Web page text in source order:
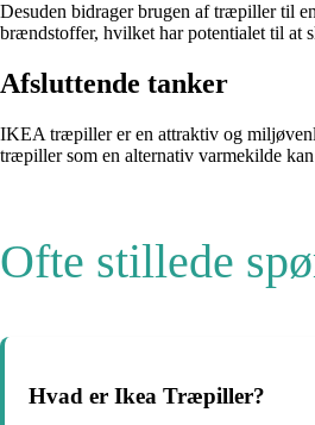
Desuden bidrager brugen af træpiller til
brændstoffer, hvilket har potentialet til at
Afsluttende tanker
IKEA træpiller er en attraktiv og
træpiller som en alternativ varmekilde
Ofte stillede
Hvad er Ikea Træpiller?